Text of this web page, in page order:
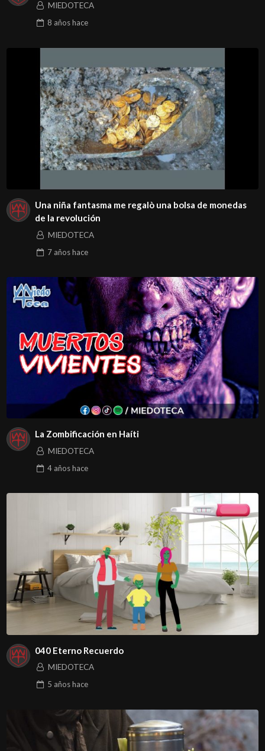
MIEDOTECA
8 añoshace
Una niña fantasma me regalò una bolsa de monedas
de la revolución
MIEDOTECA
7 añoshace
La Zombificación en Haíti
MIEDOTECA
4 añoshace
040 Eterno Recuerdo
MIEDOTECA
5 añoshace